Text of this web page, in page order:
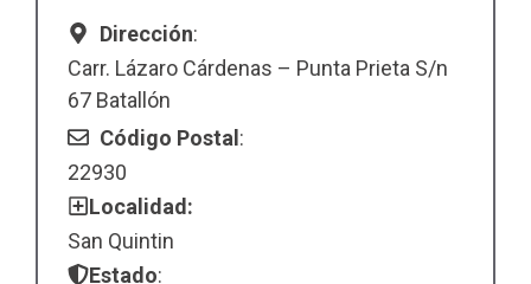
Dirección:
Carr. Lázaro Cárdenas – Punta Prieta S/n
67 Batallón
Código Postal:
22930
Localidad:
San Quintin
Estado: